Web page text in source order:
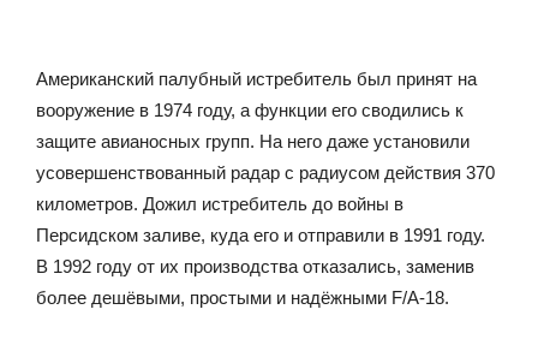
Американский палубный истребитель был принят на
вооружение в 1974 году, а функции его сводились к
защите авианосных групп. На него даже установили
усовершенствованный радар с радиусом действия 370
километров. Дожил истребитель до войны в
Персидском заливе, куда его и отправили в 1991 году.
В 1992 году от их производства отказались, заменив
более дешёвыми, простыми и надёжными F/А-18.